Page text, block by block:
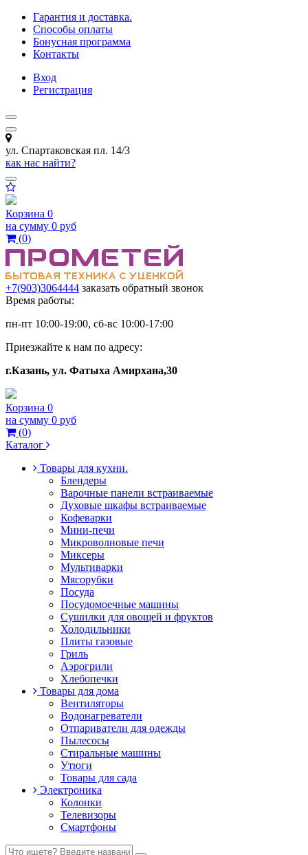
Гарантия и доставка.
Способы оплаты
Бонусная программа
Контакты
Вход
Регистрация
ул. Спартаковская пл. 14/3
как нас найти?
Корзина 0
на сумму 0 руб
(0)
+7(903)3064444 заказать обратный звонок
Время работы:
пн-пт 10:00-19:00, сб-вс 10:00-17:00
Приезжайте к нам по адресу:
г.Казань, ул. Фатыха Амирхана,30
Корзина 0
на сумму 0 руб
(0)
Каталог
Товары для кухни.
Блендеры
Варочные панели встраиваемые
Духовые шкафы встраиваемые
Кофеварки
Мини-печи
Микроволновые печи
Миксеры
Мультиварки
Мясорубки
Посуда
Посудомоечные машины
Сушилки для овощей и фруктов
Холодильники
Плиты газовые
Гриль
Аэрогрили
Хлебопечки
Товары для дома
Вентиляторы
Водонагреватели
Отпариватели для одежды
Пылесосы
Стиральные машины
Утюги
Товары для сада
Электроника
Колонки
Телевизоры
Смартфоны